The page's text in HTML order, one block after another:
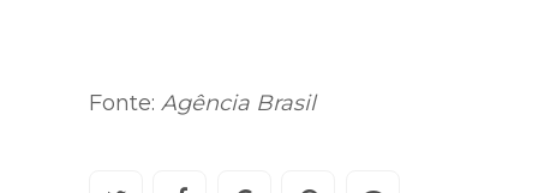
Fonte: Agência Brasil